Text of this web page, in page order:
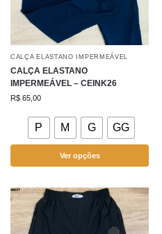
CALÇA ELASTANO IMPERMEÁVEL
CALÇA ELASTANO
IMPERMEÁVEL – CEINK26
R$ 65,00
P M G GG
Ver opções